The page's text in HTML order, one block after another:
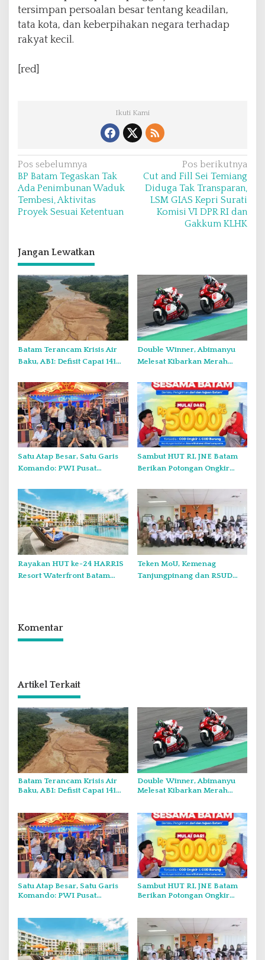
tersimpan persoalan besar tentang keadilan,
tata kota, dan keberpihakan negara terhadap
rakyat kecil.
‎[red]
Ikuti Kami
N
a
v
i
a
s
i
p
o
s
Pos sebelumnya
BP Batam Tegaskan Tak
Ada Penimbunan Waduk
Tembesi, Aktivitas
Proyek Sesuai Ketentuan
Pos berikutnya
Cut and Fill Sei Temiang
Diduga Tak Transparan,
LSM GIAS Kepri Surati
Komisi VI DPR RI dan
Gakkum KLHK
Jangan Lewatkan
Batam Terancam Krisis Air
Baku, ABI: Defisit Capai 141
Double Winner, Abimanyu
Melesat Kibarkan Merah
Satu Atap Besar, Satu Garis
Komando: PWI Pusat
pada PWI Kepri
Sambut HUT RI, JNE Batam
Berikan Potongan Ongkir
Rayakan HUT ke-24 HARRIS
Resort Waterfront Batam
Teken MoU, Kemenag
Tanjungpinang dan RSUD
Komentar
Artikel Terkait
Batam Terancam Krisis Air
Baku, ABI: Defisit Capai 141
Double Winner, Abimanyu
Melesat Kibarkan Merah
Satu Atap Besar, Satu Garis
Komando: PWI Pusat
Sambut HUT RI, JNE Batam
Berikan Potongan Ongkir